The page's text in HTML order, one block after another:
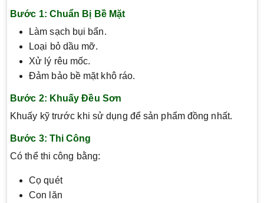
Bước 1: Chuẩn Bị Bề Mặt
Làm sạch bụi bẩn.
Loại bỏ dầu mỡ.
Xử lý rêu mốc.
Đảm bảo bề mặt khô ráo.
Bước 2: Khuấy Đều Sơn
Khuấy kỹ trước khi sử dụng để sản phẩm đồng nhất.
Bước 3: Thi Công
Có thể thi công bằng:
Cọ quét
Con lăn